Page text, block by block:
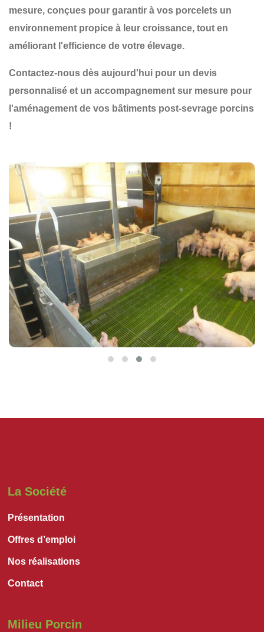
mesure, conçues pour garantir à vos porcelets un
environnement propice à leur croissance, tout en
améliorant l'efficience de votre élevage.
Contactez-nous dès aujourd'hui pour un devis
personnalisé et un accompagnement sur mesure pour
l'aménagement de vos bâtiments post-sevrage porcins
!
La Société
Présentation
Offres d’emploi
Nos réalisations
Contact
Milieu Porcin